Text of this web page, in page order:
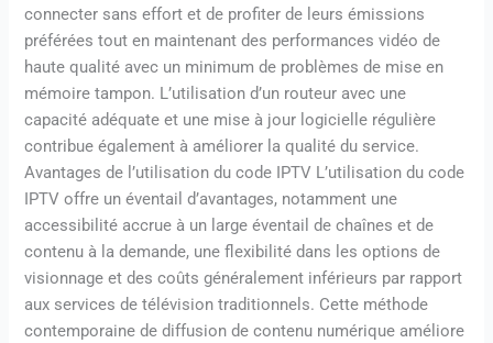
connecter sans effort et de profiter de leurs émissions
préférées tout en maintenant des performances vidéo de
haute qualité avec un minimum de problèmes de mise en
mémoire tampon. L’utilisation d’un routeur avec une
capacité adéquate et une mise à jour logicielle régulière
contribue également à améliorer la qualité du service.
Avantages de l’utilisation du code IPTV L’utilisation du code
IPTV offre un éventail d’avantages, notamment une
accessibilité accrue à un large éventail de chaînes et de
contenu à la demande, une flexibilité dans les options de
visionnage et des coûts généralement inférieurs par rapport
aux services de télévision traditionnels. Cette méthode
contemporaine de diffusion de contenu numérique améliore